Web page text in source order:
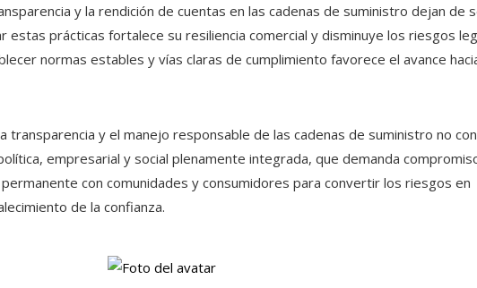
y la rendición de cuentas en las cadenas de suministro dejan de
estas prácticas fortalece su resiliencia comercial y disminuye los riesgos
normas estables y vías claras de cumplimiento favorece el avance
transparencia y el manejo responsable de las cadenas de suministro no
empresarial y social plenamente integrada, que demanda
con comunidades y consumidores para convertir los riesgos en
de la confianza.